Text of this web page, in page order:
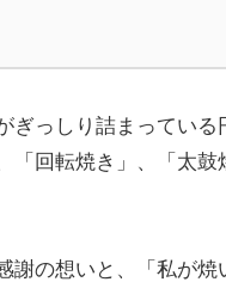
っしり詰まっている
「回転焼き」、「太
謝の想いと、「私が